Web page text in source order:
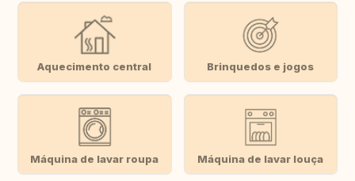
Aquecimento central Brinquedos e jogos
Máquina de lavar roupa Máquina de lavar louça